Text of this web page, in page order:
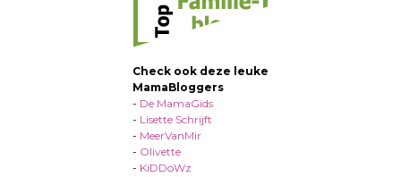
Check ook deze leuke
MamaBloggers
- De MamaGids
- Lisette Schrijft
- MeerVanMir
- Olivette
- KiDDoWz